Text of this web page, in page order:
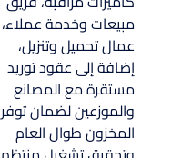
مبيعات وخدمة عملاء،
عمال تحميل وتنزيل،
إضافة إلى عقود توريد
مستقرة مع المصانع
والموزعين لضمان توفر
المخزون طوال العام